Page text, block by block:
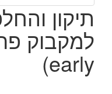
תיקון
early)